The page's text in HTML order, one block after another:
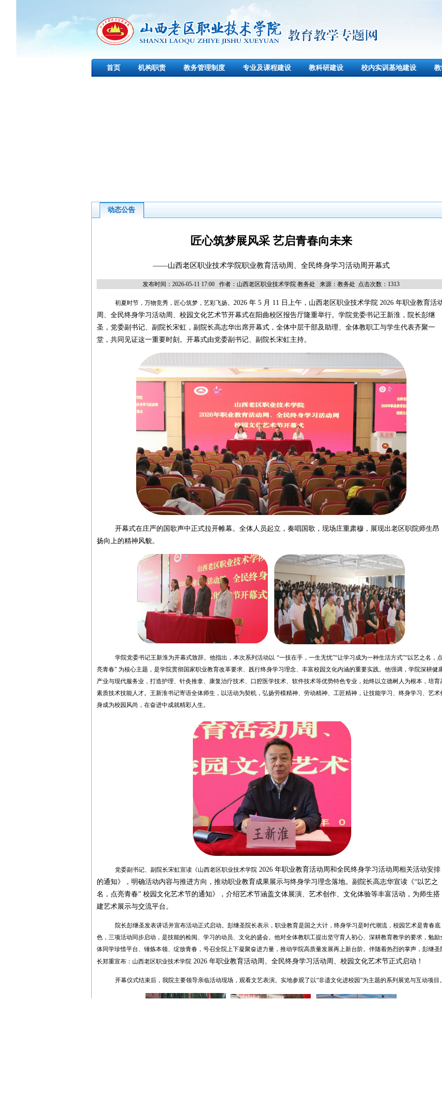
首页 机构职责 教务管理制度 专业及课程建设 教科研建设 校内实训基地建设
动态公告
匠心筑梦展风采 艺启青春向未来
——山西老区职业技术学院职业教育活动周、全民终身学习活动周开幕式
发布时间：2026-05-11 17:00 作者：山西老区职业技术学院 教务处 来源：教务处 点击次数：1313
初夏时节，万物竞秀，匠心筑梦，艺彩飞扬。 2026 年 5 月 11 日上午，山西老区职业技术学院 2026 年职业教育活
周、全民终身学习活动周、校园文化艺术节开幕式在阳曲校区报告厅隆重举行。学院党委书记王新淮，院长彭继
圣，党委副书记、副院长宋虹，副院长高志华出席开幕式，全体中层干部及助理、全体教职工与学生代表齐聚一
堂，共同见证这一重要时刻。开幕式由党委副书记、副院长宋虹主持。
开幕式在庄严的国歌声中正式拉开帷幕。全体人员起立，奏唱国歌，现场庄重肃穆，展现出老区职院师生昂
扬向上的精神风貌。
学院党委书记王新淮为开幕式致辞。他指出，本次系列活动以 “一技在手，一生无忧”“让学习成为一种生活方式”“以艺之名，点
亮青春” 为核心主题，是学院贯彻国家职业教育改革要求、践行终身学习理念、丰富校园文化内涵的重要实践。他强调，学院深耕健
产业与现代服务业，打造护理、针灸推拿、康复治疗技术、口腔医学技术、软件技术等优势特色专业，始终以立德树人为根本，培育
素质技术技能人才。王新淮书记寄语全体师生，以活动为契机，弘扬劳模精神、劳动精神、工匠精神，让技能学习、终身学习、艺术
身成为校园风尚，在奋进中成就精彩人生。
党委副书记、副院长宋虹宣读《山西老区职业技术学院2026 年职业教育活动周和全民终身学习活动周相关活动安排
的通知》，明确活动内容与推进方向，推动职业教育成果展示与终身学习理念落地。副院长高志华宣读《“以艺之
名，点亮青春” 校园文化艺术节的通知》，介绍艺术节涵盖文体展演、艺术创作、文化体验等丰富活动，为师生搭
建艺术展示与交流平台。
院长彭继圣发表讲话并宣布活动正式启动。彭继圣院长表示，职业教育是国之大计，终身学习是时代潮流，校园艺术是青春底
色，三项活动同步启动，是技能的检阅、学习的动员、文化的盛会。他对全体教职工提出坚守育人初心、深耕教育教学的要求，勉励
体同学珍惜平台、锤炼本领、绽放青春，号召全院上下凝聚奋进力量，推动学院高质量发展再上新台阶。伴随着热烈的掌声，彭继圣
长郑重宣布：山西老区职业技术学院2026 年职业教育活动周、全民终身学习活动周、校园文化艺术节正式启动！
开幕仪式结束后，我院主要领导亲临活动现场，观看文艺表演。实地参观了以“非遗文化进校园”为主题的系列展览与互动项目。